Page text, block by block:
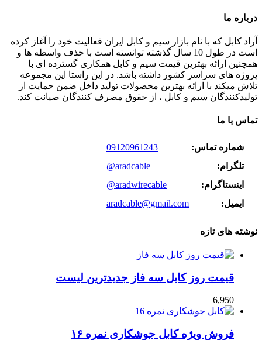
درباره ما
آراد کابل که با نام بازار سیم و کابل ایران فعالیت خود را آغاز کرده
است در طول 10 سال گذشته توانسته است با حذف واسطه ها و
همچنین ارائه بهترین قیمت سیم و کابل همکاری گسترده ای با
پروژه های سراسر کشور داشته باشد. در این راستا این مجموعه
تلاش میکند با ارائه بهترین محصولات تولید داخل ضمن حمایت از
تولیدکنندگان سیم و کابل ، از حقوق مصرف کنندگان صیانت کند.
تماس با ما
شماره تماس:
09120961243
تلگرام:
@aradcable
اینستاگرام:
@aradwirecable
ایمیل:
aradcable@gmail.com
نوشته های تازه
قیمت روز کابل سه فاز جدیدترین لیست
6,950
فروش ویژه کابل جوشکاری نمره ۱۶